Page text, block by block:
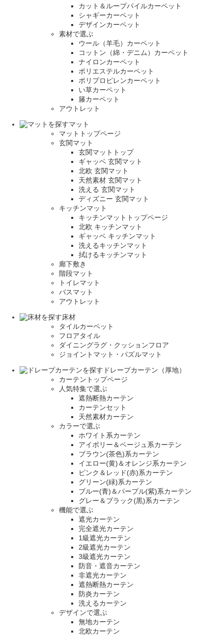
カット＆ループパイルカーペット
シャギーカーペット
デザインカーペット
素材で選ぶ
ウール（羊毛）カーペット
コットン（綿・デニム）カーペット
ナイロンカーペット
ポリエステルカーペット
ポリプロピレンカーペット
い草カーペット
籐カーペット
アウトレット
マット
マットトップページ
玄関マット
玄関マットトップ
ギャッベ 玄関マット
北欧 玄関マット
天然素材 玄関マット
洗える 玄関マット
ディズニー 玄関マット
キッチンマット
キッチンマットトップページ
北欧 キッチンマット
ギャッベ キッチンマット
洗えるキッチンマット
拭けるキッチンマット
廊下敷き
階段マット
トイレマット
バスマット
アウトレット
床材
タイルカーペット
フロアタイル
ダイニングラグ・クッションフロア
ジョイントマット・パズルマット
ドレープカーテン（厚地）
カーテントップページ
人気特集で選ぶ
遮熱断熱カーテン
カーテンセット
天然素材カーテン
カラーで選ぶ
ホワイト系カーテン
アイボリー＆ベージュ系カーテン
ブラウン(茶色)系カーテン
イエロー(黄)＆オレンジ系カーテン
ピンク＆レッド(赤)系カーテン
グリーン(緑)系カーテン
ブルー(青)＆パープル(紫)系カーテン
グレー＆ブラック(黒)系カーテン
機能で選ぶ
遮光カーテン
完全遮光カーテン
1級遮光カーテン
2級遮光カーテン
3級遮光カーテン
防音・遮音カーテン
非遮光カーテン
遮熱断熱カーテン
防炎カーテン
洗えるカーテン
デザインで選ぶ
無地カーテン
北欧カーテン